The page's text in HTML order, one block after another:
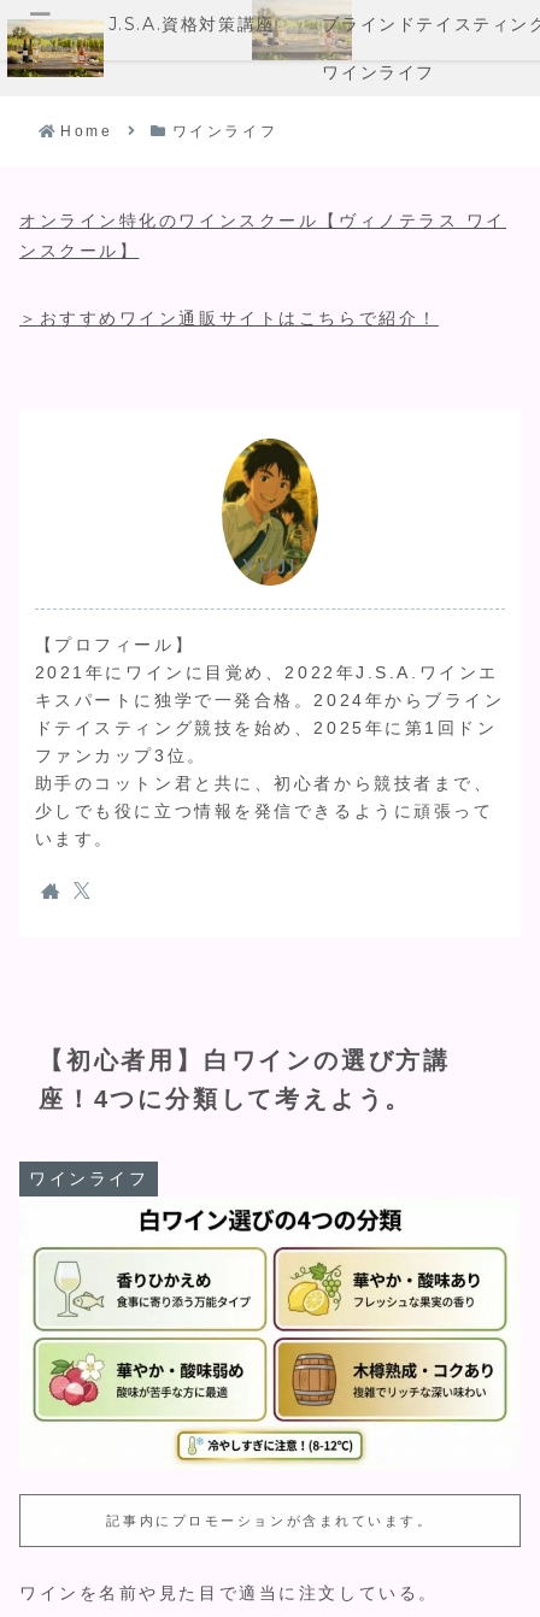
J.S.A.資格対策講座 ブラインドテイスティン
ワインライフ
Home ワインライフ
【初心者用】白ワインの選び方講
座！4つに分類して考えよう。
オンライン特化のワインスクール【ヴィノテラス ワイ
ンスクール】
ワインライフ
記事内にプロモーションが含まれています。
＞おすすめワイン通販サイトはこちらで紹介！
YUJI
【プロフィール】
2021年にワインに目覚め、2022年J.S.A.ワインエ
キスパートに独学で一発合格。2024年からブライン
ドテイスティング競技を始め、2025年に第1回ドン
ファンカップ3位。
助手のコットン君と共に、初心者から競技者まで、
少しでも役に立つ情報を発信できるように頑張って
います。
ワインを名前や見た目で適当に注文している。
メニュー